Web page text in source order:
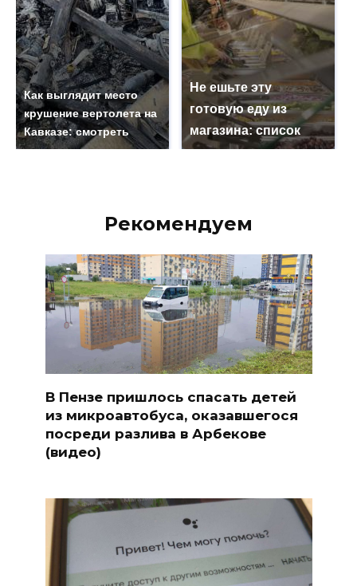
Как выглядит место
крушение вертолета на
Кавказе: смотреть
Не ешьте эту
готовую еду из
магазина: список
Рекомендуем
В Пензе пришлось спасать детей
из микроавтобуса, оказавшегося
посреди разлива в Арбекове
(видео)